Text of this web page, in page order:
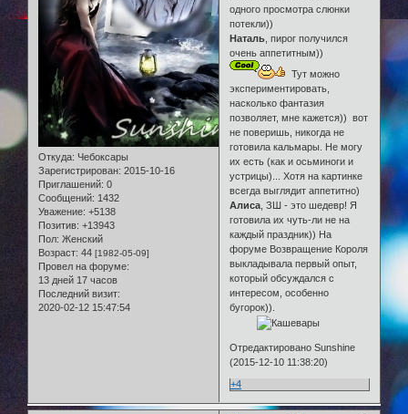
Откуда: Чебоксары
Зарегистрирован: 2015-10-16
Приглашений: 0
Сообщений: 1432
Уважение: +5138
Позитив: +13943
Пол: Женский
Возраст: 44 [1982-05-09]
Провел на форуме:
13 дней 17 часов
Последний визит:
2020-02-12 15:47:54
одного просмотра слюнки
потекли))
Наталь , пирог получился
очень аппетитным))
Тут можно
экспериментировать,
насколько фантазия
позволяет, мне кажется)) вот
не поверишь, никогда не
готовила кальмары. Не могу
их есть (как и осьминоги и
устрицы)... Хотя на картинке
всегда выглядит аппетитно)
Алиса , ЗШ - это шедевр! Я
готовила их чуть-ли не на
каждый праздник)) На
форуме Возвращение Короля
выкладывала первый опыт,
который обсуждался с
интересом, особенно
бугорок)).
Отредактировано Sunshine
(2015-12-10 11:38:20)
+4